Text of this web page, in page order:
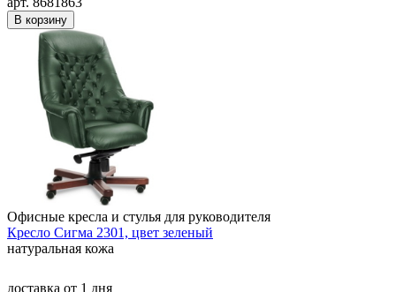
В корзину
Офисные кресла и стулья для руководителя
Кресло Сигма 2301, цвет зеленый
натуральная кожа
доставка от 1 дня